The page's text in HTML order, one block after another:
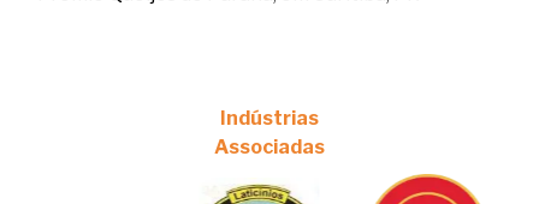
Indústrias
Associadas